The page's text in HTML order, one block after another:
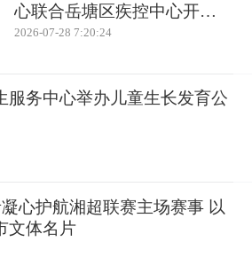
心联合岳塘区疾控中心开
展“世界肝炎日”主题宣传活动
2026-07-28 7:20:24
服务中心举办儿童生长发育公
心护航湘超联赛主场赛事 以
文体名片